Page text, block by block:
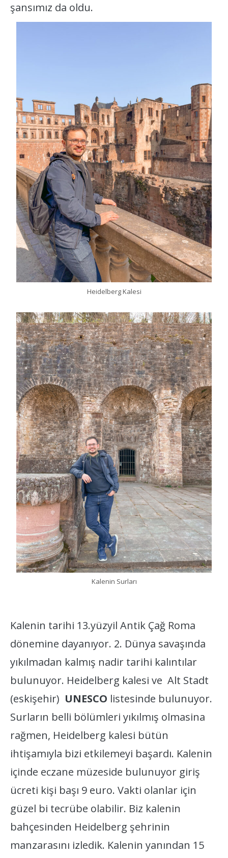
şansımız da oldu.
Heidelberg Kalesi
Kalenin Surları
Kalenin tarihi 13.yüzyil Antik Çağ Roma
dönemine dayanıyor. 2. Dünya savaşında
yıkılmadan kalmış nadir tarihi kalıntılar
bulunuyor. Heidelberg kalesi ve Alt Stadt
(eskişehir) UNESCO listesinde bulunuyor.
Surların belli bölümleri yıkılmış olmasina
rağmen, Heidelberg kalesi bütün
ihtişamıyla bizi etkilemeyi başardı. Kalenin
içinde eczane müzeside bulunuyor giriş
ücreti kişi başı 9 euro. Vakti olanlar için
güzel bi tecrübe olabilir. Biz kalenin
bahçesinden Heidelberg şehrinin
manzarasını izledik. Kalenin yanından 15